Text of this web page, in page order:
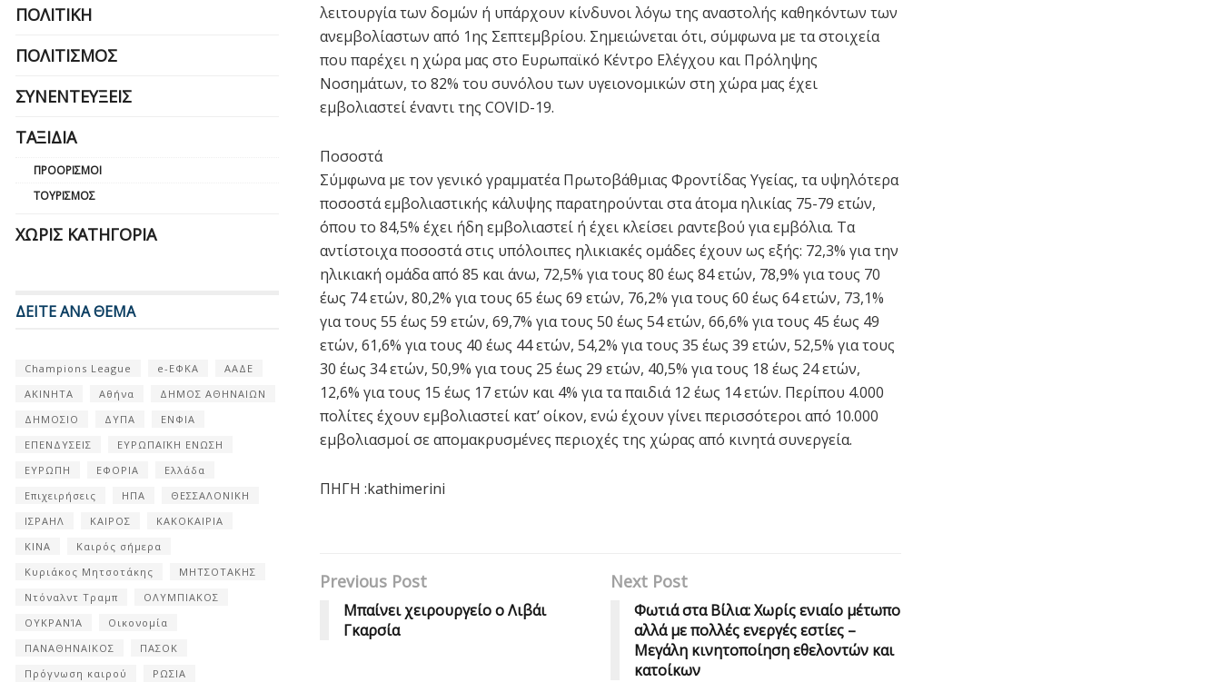
λειτουργία των δομών ή υπάρχουν κίνδυνοι λόγω της αναστολής καθηκόντων των
ανεμβολίαστων από 1ης Σεπτεμβρίου. Σημειώνεται ότι, σύμφωνα με τα στοιχεία
που παρέχει η χώρα μας στο Ευρωπαϊκό Κέντρο Ελέγχου και Πρόληψης
Νοσημάτων, το 82% του συνόλου των υγειονομικών στη χώρα μας έχει
εμβολιαστεί έναντι της COVID-19.
Ποσοστά
Σύμφωνα με τον γενικό γραμματέα Πρωτοβάθμιας Φροντίδας Υγείας, τα υψηλότερα
ποσοστά εμβολιαστικής κάλυψης παρατηρούνται στα άτομα ηλικίας 75-79 ετών,
όπου το 84,5% έχει ήδη εμβολιαστεί ή έχει κλείσει ραντεβού για εμβόλια. Τα
αντίστοιχα ποσοστά στις υπόλοιπες ηλικιακές ομάδες έχουν ως εξής: 72,3% για την
ηλικιακή ομάδα από 85 και άνω, 72,5% για τους 80 έως 84 ετών, 78,9% για τους 70
έως 74 ετών, 80,2% για τους 65 έως 69 ετών, 76,2% για τους 60 έως 64 ετών, 73,1%
για τους 55 έως 59 ετών, 69,7% για τους 50 έως 54 ετών, 66,6% για τους 45 έως 49
ετών, 61,6% για τους 40 έως 44 ετών, 54,2% για τους 35 έως 39 ετών, 52,5% για τους
30 έως 34 ετών, 50,9% για τους 25 έως 29 ετών, 40,5% για τους 18 έως 24 ετών,
12,6% για τους 15 έως 17 ετών και 4% για τα παιδιά 12 έως 14 ετών. Περίπου 4.000
πολίτες έχουν εμβολιαστεί κατ’ οίκον, ενώ έχουν γίνει περισσότεροι από 10.000
εμβολιασμοί σε απομακρυσμένες περιοχές της χώρας από κινητά συνεργεία.
ΠΗΓΗ :kathimerini
Previous Post
Μπαίνει χειρουργείο ο Λιβάι
Γκαρσία
Next Post
Φωτιά στα Βίλια: Χωρίς ενιαίο μέτωπο
αλλά με πολλές ενεργές εστίες –
Μεγάλη κινητοποίηση εθελοντών και
κατοίκων
ΠΟΛΙΤΙΚΉ
ΠΟΛΙΤΙΣΜΌΣ
ΣΥΝΕΝΤΕΎΞΕΙΣ
ΤΑΞΊΔΙΑ
ΠΡΟΟΡΙΣΜΟΊ
ΤΟΥΡΙΣΜΌΣ
ΧΩΡΊΣ ΚΑΤΗΓΟΡΊΑ
ΔΕΙΤΕ ΑΝΑ ΘΕΜΑ
Champions League e-ΕΦΚΑ
ΑΑΔΕ
ΑΚΙΝΗΤΑ
Αθήνα
ΔΗΜΟΣ ΑΘΗΝΑΙΩΝ
ΔΗΜΟΣΙΟ
ΔΥΠΑ
ΕΝΦΙΑ
ΕΠΕΝΔΥΣΕΙΣ
ΕΥΡΩΠΑΪΚΗ ΕΝΩΣΗ
ΕΥΡΩΠΗ
ΕΦΟΡΙΑ
Ελλάδα
Επιχειρήσεις
ΗΠΑ
ΘΕΣΣΑΛΟΝΙΚΗ
ΙΣΡΑΗΛ
ΚΑΙΡΟΣ
ΚΑΚΟΚΑΙΡΙΑ
ΚΙΝΑ
Καιρός σήμερα
Κυριάκος Μητσοτάκης
ΜΗΤΣΟΤΑΚΗΣ
Ντόναλντ Τραμπ
ΟΛΥΜΠΙΑΚΟΣ
ΟΥΚΡΑΝΊΑ
Οικονομία
ΠΑΝΑΘΗΝΑΙΚΟΣ
ΠΑΣΟΚ
Πρόγνωση καιρού
ΡΩΣΙΑ